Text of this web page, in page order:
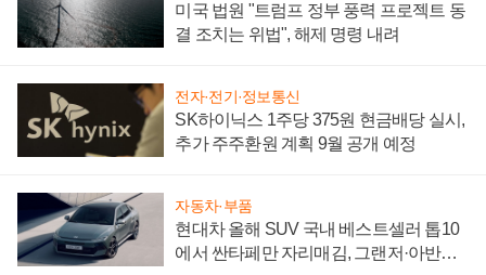
미국 법원 "트럼프 정부 풍력 프로젝트 동
결 조치는 위법", 해제 명령 내려
전자·전기·정보통신
SK하이닉스 1주당 375원 현금배당 실시,
추가 주주환원 계획 9월 공개 예정
자동차·부품
현대차 올해 SUV 국내 베스트셀러 톱10
에서 싼타페만 자리매김, 그랜저·아반떼